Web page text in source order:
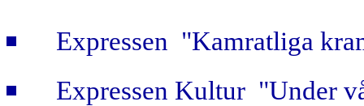
Expressen "Kamratliga
Expressen Kultur "Under